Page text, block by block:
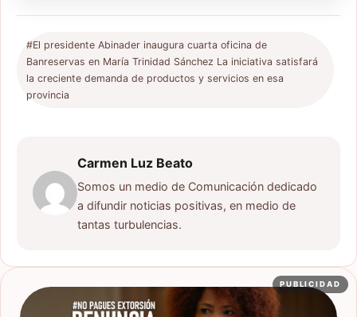
#El presidente Abinader inaugura cuarta oficina de
Banreservas en María Trinidad Sánchez La iniciativa satisfará
la creciente demanda de productos y servicios en esa
provincia
Carmen Luz Beato
Somos un medio de Comunicación dedicado
a difundir noticias positivas, en medio de
tantas turbulencias.
PUBLICIDAD